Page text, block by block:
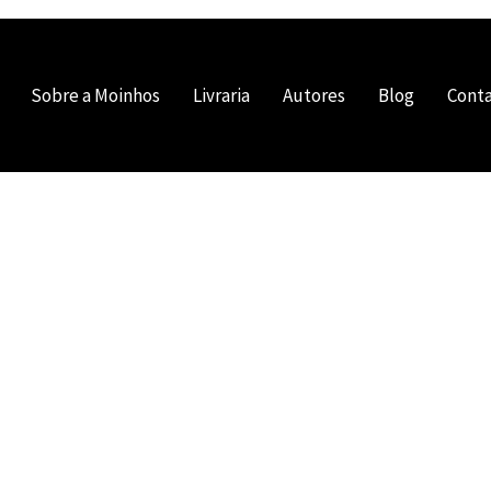
Sobre a Moinhos Livraria Autores Blog